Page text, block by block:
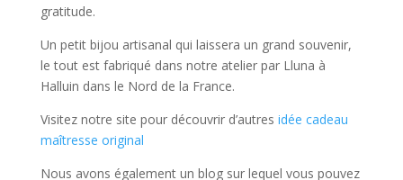
gratitude.
Un petit bijou artisanal qui laissera un grand souvenir,
le tout est fabriqué dans notre atelier par Lluna à
Halluin dans le Nord de la France.
Visitez notre site pour découvrir d’autres idée cadeau
maîtresse original
Nous avons également un blog sur lequel vous pouvez